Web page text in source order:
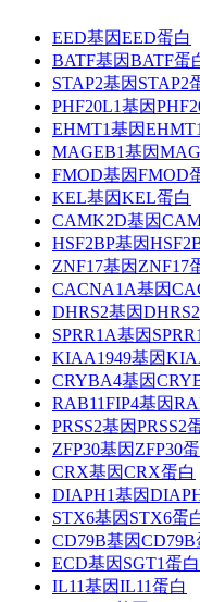
EED基因EED蛋白
BATF基因BATF蛋
STAP2基因STAP2
PHF20L1基因
EHMT1基因
MAGEB1基因
FMOD基因FMOD
KEL基因KEL蛋白
CAMK2D基因
HSF2BP基因
ZNF17基因ZNF17
CACNA1A基因
DHRS2基因
SPRR1A基因
KIAA1949基因
CRYBA4基因
RAB11FIP4基因
PRSS2基因PRSS2
ZFP30基因ZFP30
CRX基因CRX蛋白
DIAPH1基因
STX6基因STX6蛋
CD79B基因CD79B
ECD基因SGT1蛋白
IL11基因IL11蛋白